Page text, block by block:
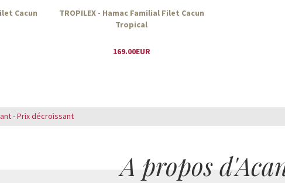
Cacun
TROPILEX - Hamac Familial Filet Cacun
Tropical
169.00EUR
-Prix décroissant
A propos